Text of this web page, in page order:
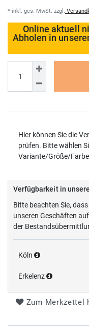
* inkl. ges. MwSt. zzgl.
Online aktuell
Abholen in
Hier können Sie die
prüfen. Bitte wählen
Variante/Größe/
Verfügbarkeit in
Bitte beachten Sie,
unseren Geschäften
der
Köln
Erkelenz
Zum Merkzettel